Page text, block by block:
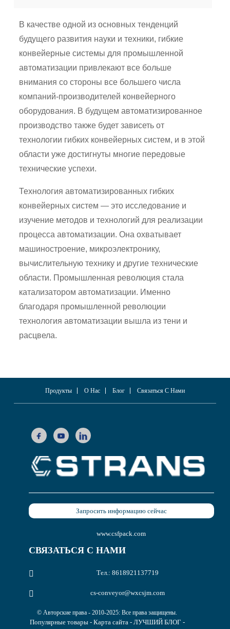
В качестве одной из основных тенденций
будущего развития науки и техники, гибкие
конвейерные системы для промышленной
автоматизации привлекают все больше
внимания со стороны все большего числа
компаний-производителей конвейерного
оборудования. В будущем автоматизированное
производство также будет зависеть от
технологии гибких конвейерных систем, и в этой
области уже достигнуты многие передовые
технические успехи.
Технология автоматизированных гибких
конвейерных систем — это исследование и
изучение методов и технологий для реализации
процесса автоматизации. Она охватывает
машиностроение, микроэлектронику,
вычислительную технику и другие технические
области. Промышленная революция стала
катализатором автоматизации. Именно
благодаря промышленной революции
технология автоматизации вышла из тени и
расцвела.
Продукты О Нас Блог Связаться С Нами
Запросить информацию сейчас
www.csfpack.com
СВЯЗАТЬСЯ С НАМИ
Тел.: 8618921137719
cs-conveyor@wxcsjm.com
© Авторские права - 2010-2025: Все права защищены.
Популярные товары- Карта сайта- ЛУЧШИЙ БЛОГ -